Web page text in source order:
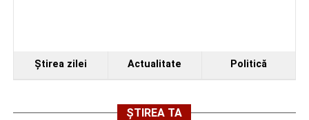
Ştirea zilei Actualitate Politică
ȘTIREA TA